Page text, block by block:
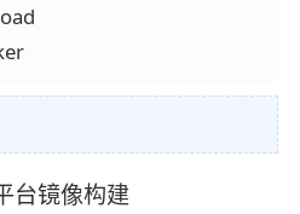
台镜像构建